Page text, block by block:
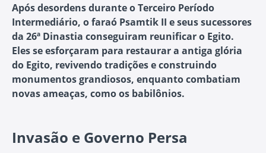
Após desordens durante o Terceiro Período
Intermediário, o faraó Psamtik II e seus sucessores
da 26ª Dinastia conseguiram reunificar o Egito.
Eles se esforçaram para restaurar a antiga glória
do Egito, revivendo tradições e construindo
monumentos grandiosos, enquanto combatiam
novas ameaças, como os babilônios.
Invasão e Governo Persa